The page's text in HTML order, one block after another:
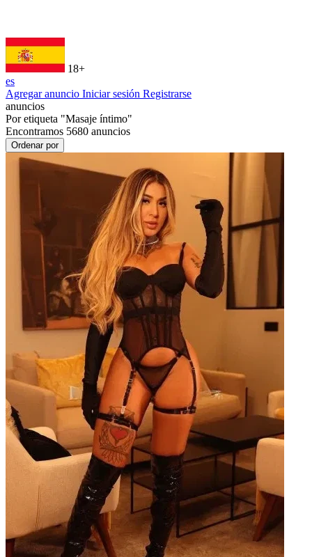
18+
es
Agregar anuncio Iniciar sesión Registrarse
anuncios
Por etiqueta "Masaje íntimo"
Encontramos 5680 anuncios
Ordenar por